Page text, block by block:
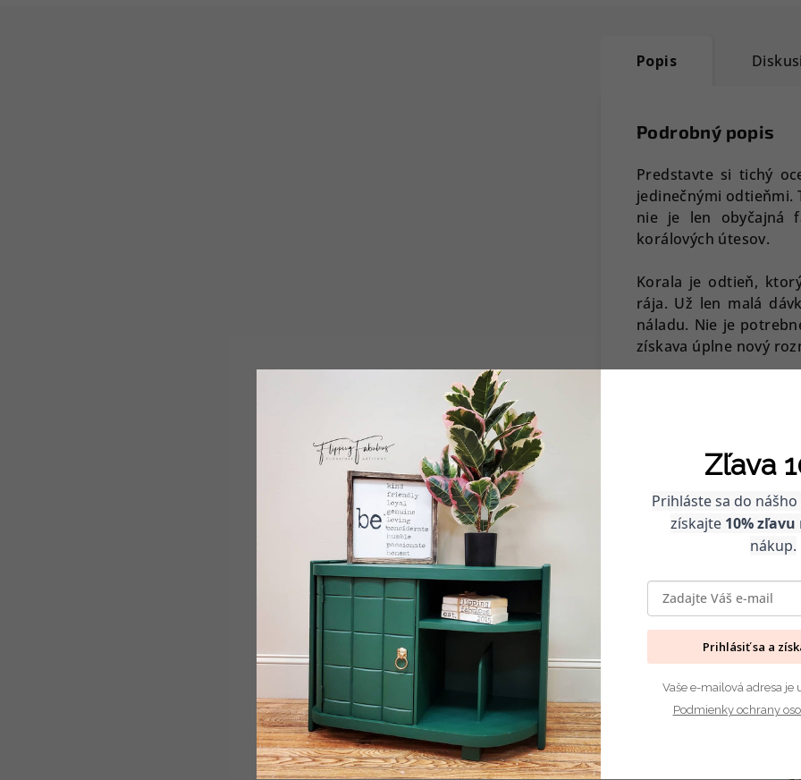
Popis
Podrobný popis
Predstavte si tichý
jedinečnými odtieňmi.
nie je len obyčajná
korálových útesov.
Korala je odtieň,
rája. Už len malá
náladu. Nie je
získava úplne nový
Táto farba sa
dynamický a svieži
Ale čo ak hľadáte
Skombinujte
kombináciu, ktorá v
Zľava
Prihláste sa do
získajte 10% zľavu
nákup.
Prihlásiť sa a
Vaše e-mailová adresa je
Podmienky ochrany